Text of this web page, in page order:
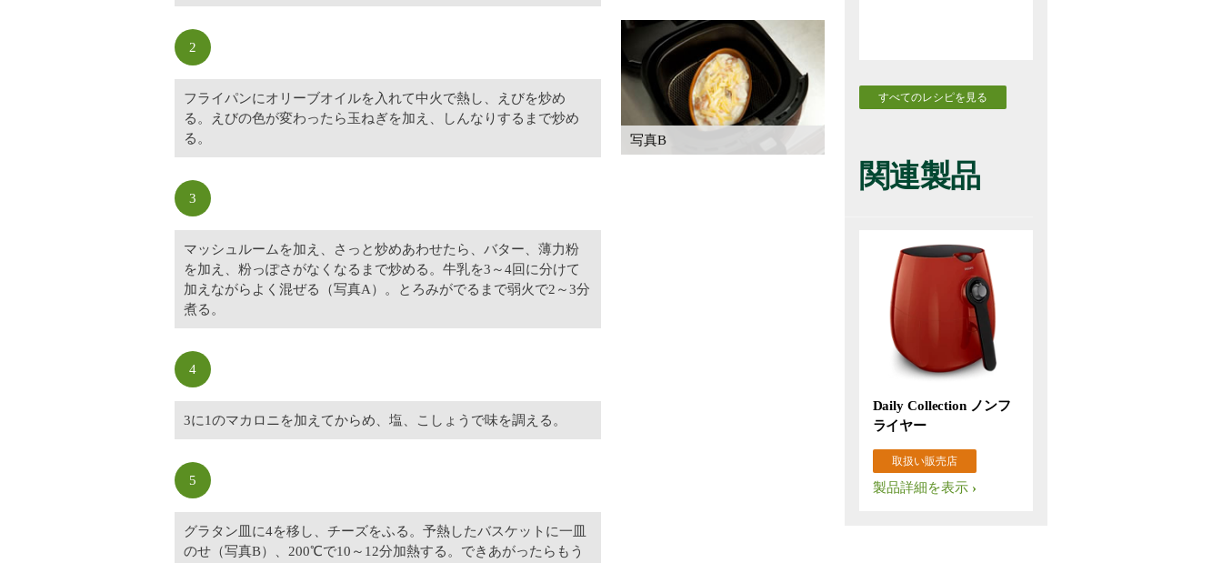
2
フライパンにオリーブオイルを入れて中火で熱し、えびを炒め
る。えびの色が変わったら玉ねぎを加え、しんなりするまで炒め
る。
3
マッシュルームを加え、さっと炒めあわせたら、バター、薄力粉
を加え、粉っぽさがなくなるまで炒める。牛乳を3～4回に分けて
加えながらよく混ぜる（写真A）。とろみがでるまで弱火で2～3分
煮る。
4
3に1のマカロニを加えてからめ、塩、こしょうで味を調える。
5
グラタン皿に4を移し、チーズをふる。予熱したバスケットに一皿
のせ（写真B）、200℃で10～12分加熱する。できあがったらもう
写真B
すべてのレシピを見る
関連製品
Daily Collection ノンフ
ライヤー
取扱い販売店
製品詳細を表示